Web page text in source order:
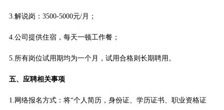
3.解说岗：3500-5000元/月；
4.公司提供住宿，每天一顿工作餐；
5.所有岗位试用期均为一个月，试用合格则长期聘用。
五、应聘相关事项
1.网络报名方式：将“个人简历，身份证、学历证书、职业资格证